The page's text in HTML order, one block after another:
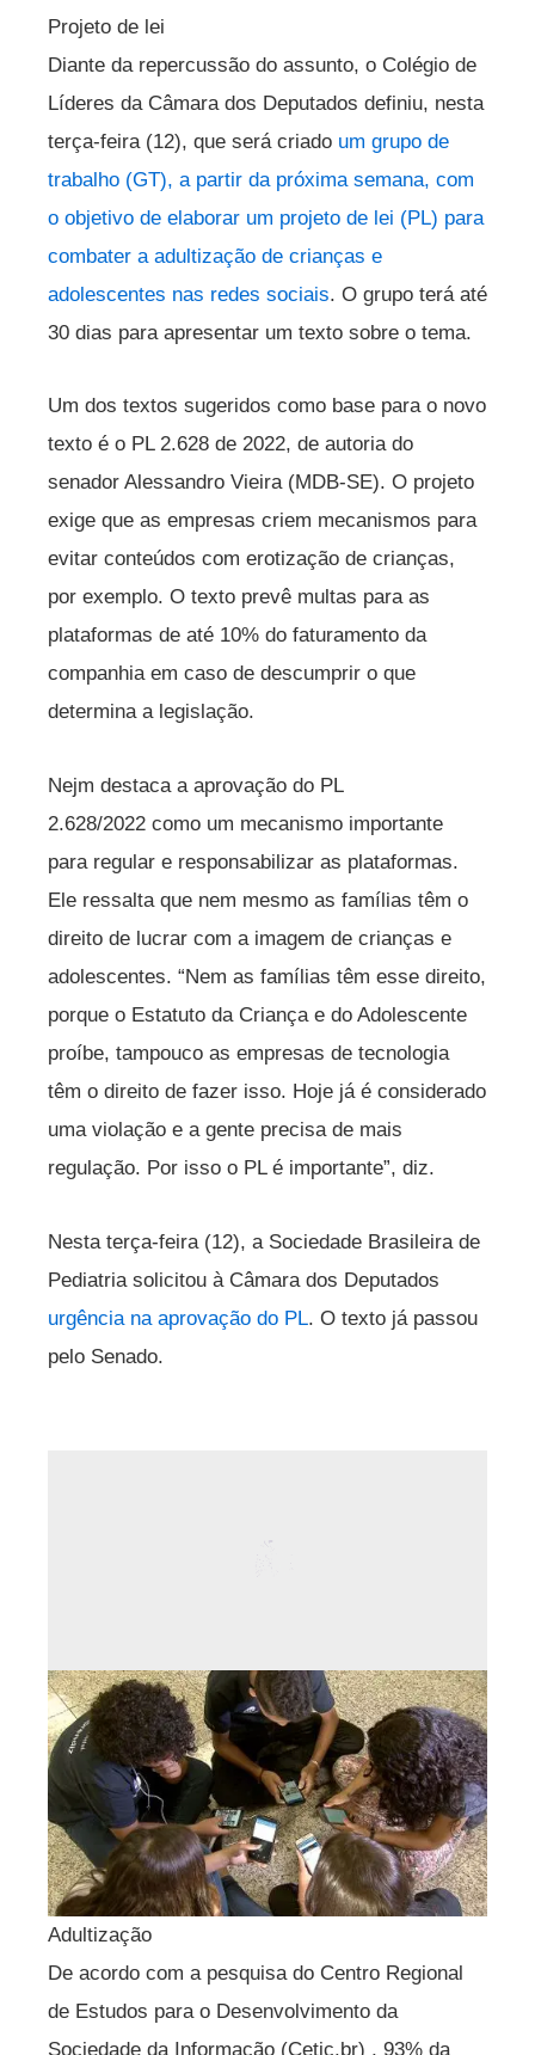
Projeto de lei
Diante da repercussão do assunto, o Colégio de
Líderes da Câmara dos Deputados definiu, nesta
terça-feira (12), que será criado um grupo de
trabalho (GT), a partir da próxima semana, com
o objetivo de elaborar um projeto de lei (PL) para
combater a adultização de crianças e
adolescentes nas redes sociais. O grupo terá até
30 dias para apresentar um texto sobre o tema.
Um dos textos sugeridos como base para o novo
texto é o PL 2.628 de 2022, de autoria do
senador Alessandro Vieira (MDB-SE). O projeto
exige que as empresas criem mecanismos para
evitar conteúdos com erotização de crianças,
por exemplo. O texto prevê multas para as
plataformas de até 10% do faturamento da
companhia em caso de descumprir o que
determina a legislação.
Nejm destaca a aprovação do PL
2.628/2022 como um mecanismo importante
para regular e responsabilizar as plataformas.
Ele ressalta que nem mesmo as famílias têm o
direito de lucrar com a imagem de crianças e
adolescentes. “Nem as famílias têm esse direito,
porque o Estatuto da Criança e do Adolescente
proíbe, tampouco as empresas de tecnologia
têm o direito de fazer isso. Hoje já é considerado
uma violação e a gente precisa de mais
regulação. Por isso o PL é importante”, diz.
Nesta terça-feira (12), a Sociedade Brasileira de
Pediatria solicitou à Câmara dos Deputados
urgência na aprovação do PL. O texto já passou
pelo Senado.
Adultização
De acordo com a pesquisa do Centro Regional
de Estudos para o Desenvolvimento da
Sociedade da Informação (Cetic.br) , 93% da